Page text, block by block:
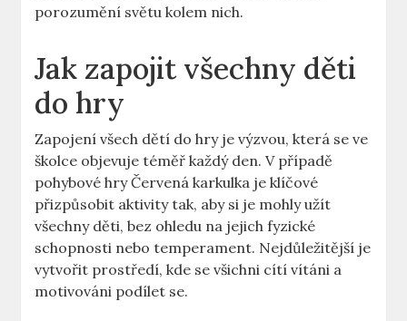
⁤porozumění⁤ světu ​kolem nich.
Jak zapojit všechny děti
do hry
Zapojení všech⁤ dětí do hry⁢ je výzvou,⁢ která se ‍ve⁤
školce‌ objevuje téměř každý​ den. V případě
pohybové hry Červená karkulka je klíčové
⁤přizpůsobit aktivity tak, aby si je mohly užít
všechny děti, bez ohledu na jejich ​fyzické
⁣schopnosti nebo temperament. Nejdůležitější ‍je
vytvořit prostředí, kde se všichni ‍cítí vítáni ‍a
motivováni podílet se.